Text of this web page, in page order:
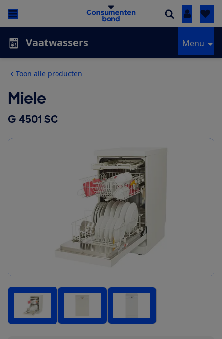
Inloggen
Vaatwassers Menu
Toon alle producten
Miele
G 4501 SC